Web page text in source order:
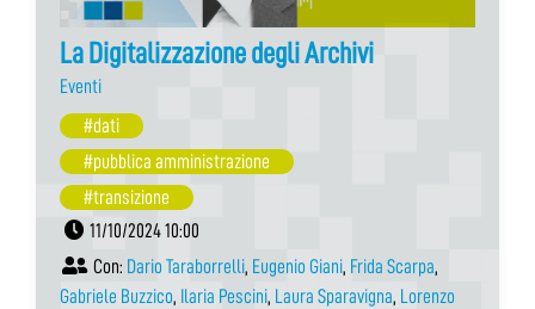
La Digitalizzazione degli Archivi
Eventi
#dati
#pubblica amministrazione
#transizione
11/10/2024 10:00
Con: Dario Taraborrelli, Eugenio Giani, Frida Scarpa,
Gabriele Buzzico, Ilaria Pescini, Laura Sparavigna, Lorenzo